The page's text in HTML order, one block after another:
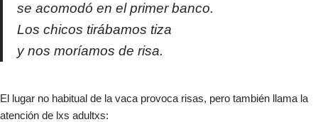
se acomodó en el primer banco.
Los chicos tirábamos tiza
y nos moríamos de risa.
El lugar no habitual de la vaca provoca risas, pero también llama la
atención de lxs adultxs:​